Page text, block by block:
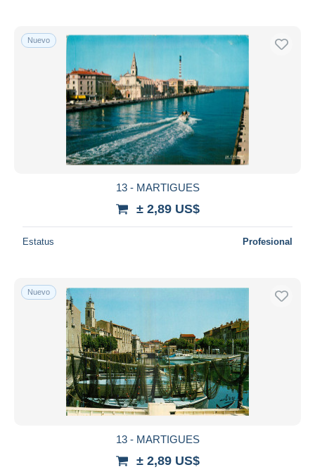
Nuevo
13 - MARTIGUES
± 2,89 US$
Estatus Profesional
Nuevo
13 - MARTIGUES
± 2,89 US$